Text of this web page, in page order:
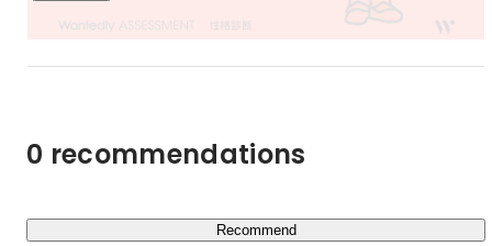
0 recommendations
Recommend